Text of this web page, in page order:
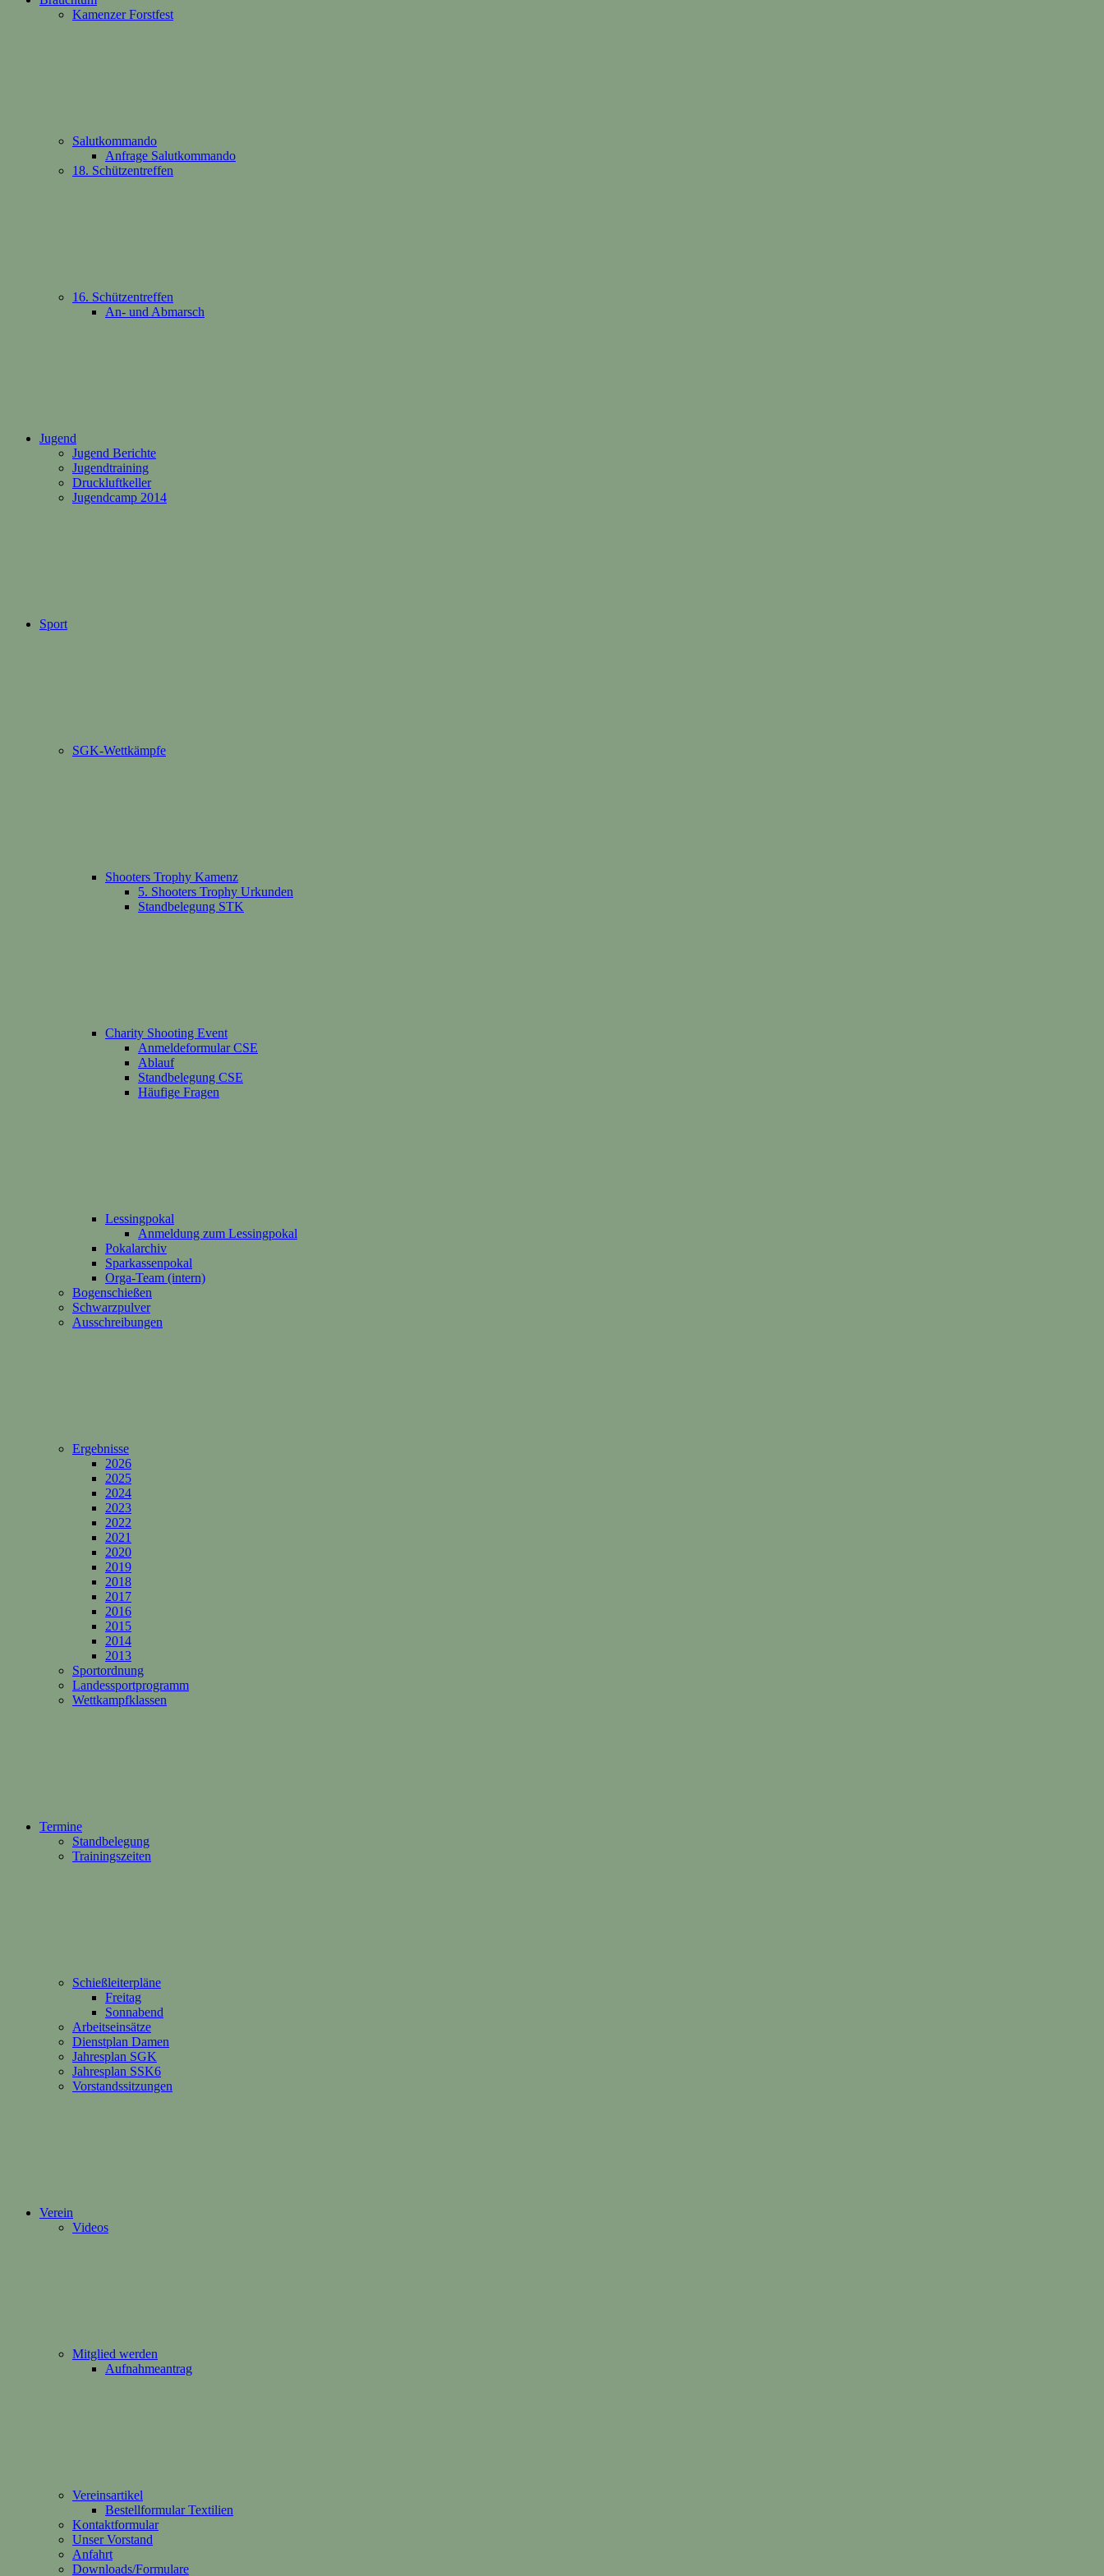
Kamenzer Forstfest
Salutkommando
Anfrage Salutkommando
18. Schützentreffen
16. Schützentreffen
An- und Abmarsch
Jugend
Jugend Berichte
Jugendtraining
Druckluftkeller
Jugendcamp 2014
Sport
SGK-Wettkämpfe
Shooters Trophy Kamenz
5. Shooters Trophy Urkunden
Standbelegung STK
Charity Shooting Event
Anmeldeformular CSE
Ablauf
Standbelegung CSE
Häufige Fragen
Lessingpokal
Anmeldung zum Lessingpokal
Pokalarchiv
Sparkassenpokal
Orga-Team (intern)
Bogenschießen
Schwarzpulver
Ausschreibungen
Ergebnisse
2026
2025
2024
2023
2022
2021
2020
2019
2018
2017
2016
2015
2014
2013
Sportordnung
Landessportprogramm
Wettkampfklassen
Termine
Standbelegung
Trainingszeiten
Schießleiterpläne
Freitag
Sonnabend
Arbeitseinsätze
Dienstplan Damen
Jahresplan SGK
Jahresplan SSK6
Vorstandssitzungen
Verein
Videos
Mitglied werden
Aufnahmeantrag
Vereinsartikel
Bestellformular Textilien
Kontaktformular
Unser Vorstand
Anfahrt
Downloads/Formulare